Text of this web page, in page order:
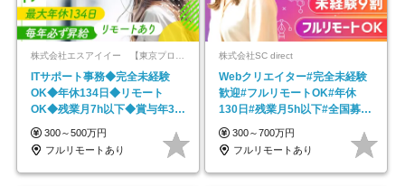
ITサポート事務◆完全未経験
OK◆年休134日◆リモート
OK◆残業月7h以下◆賞与年3回
◆5年目まで必ず昇給
300～500万円
フルリモートあり
株式会社SC direct
Webクリエイター#完全未経験
歓迎#フルリモートOK#年休
130日#残業月5h以下#全国募集
#最大1年の研修
300～700万円
フルリモートあり